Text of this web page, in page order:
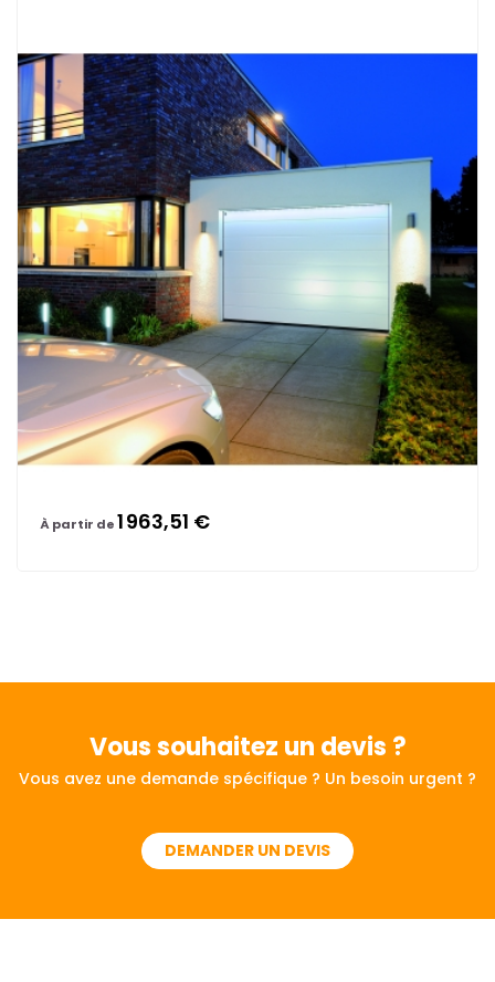
À partir de1 963,51 €
Vous souhaitez un devis ?
Vous avez une demande spécifique ? Un besoin urgent ?
DEMANDER UN DEVIS